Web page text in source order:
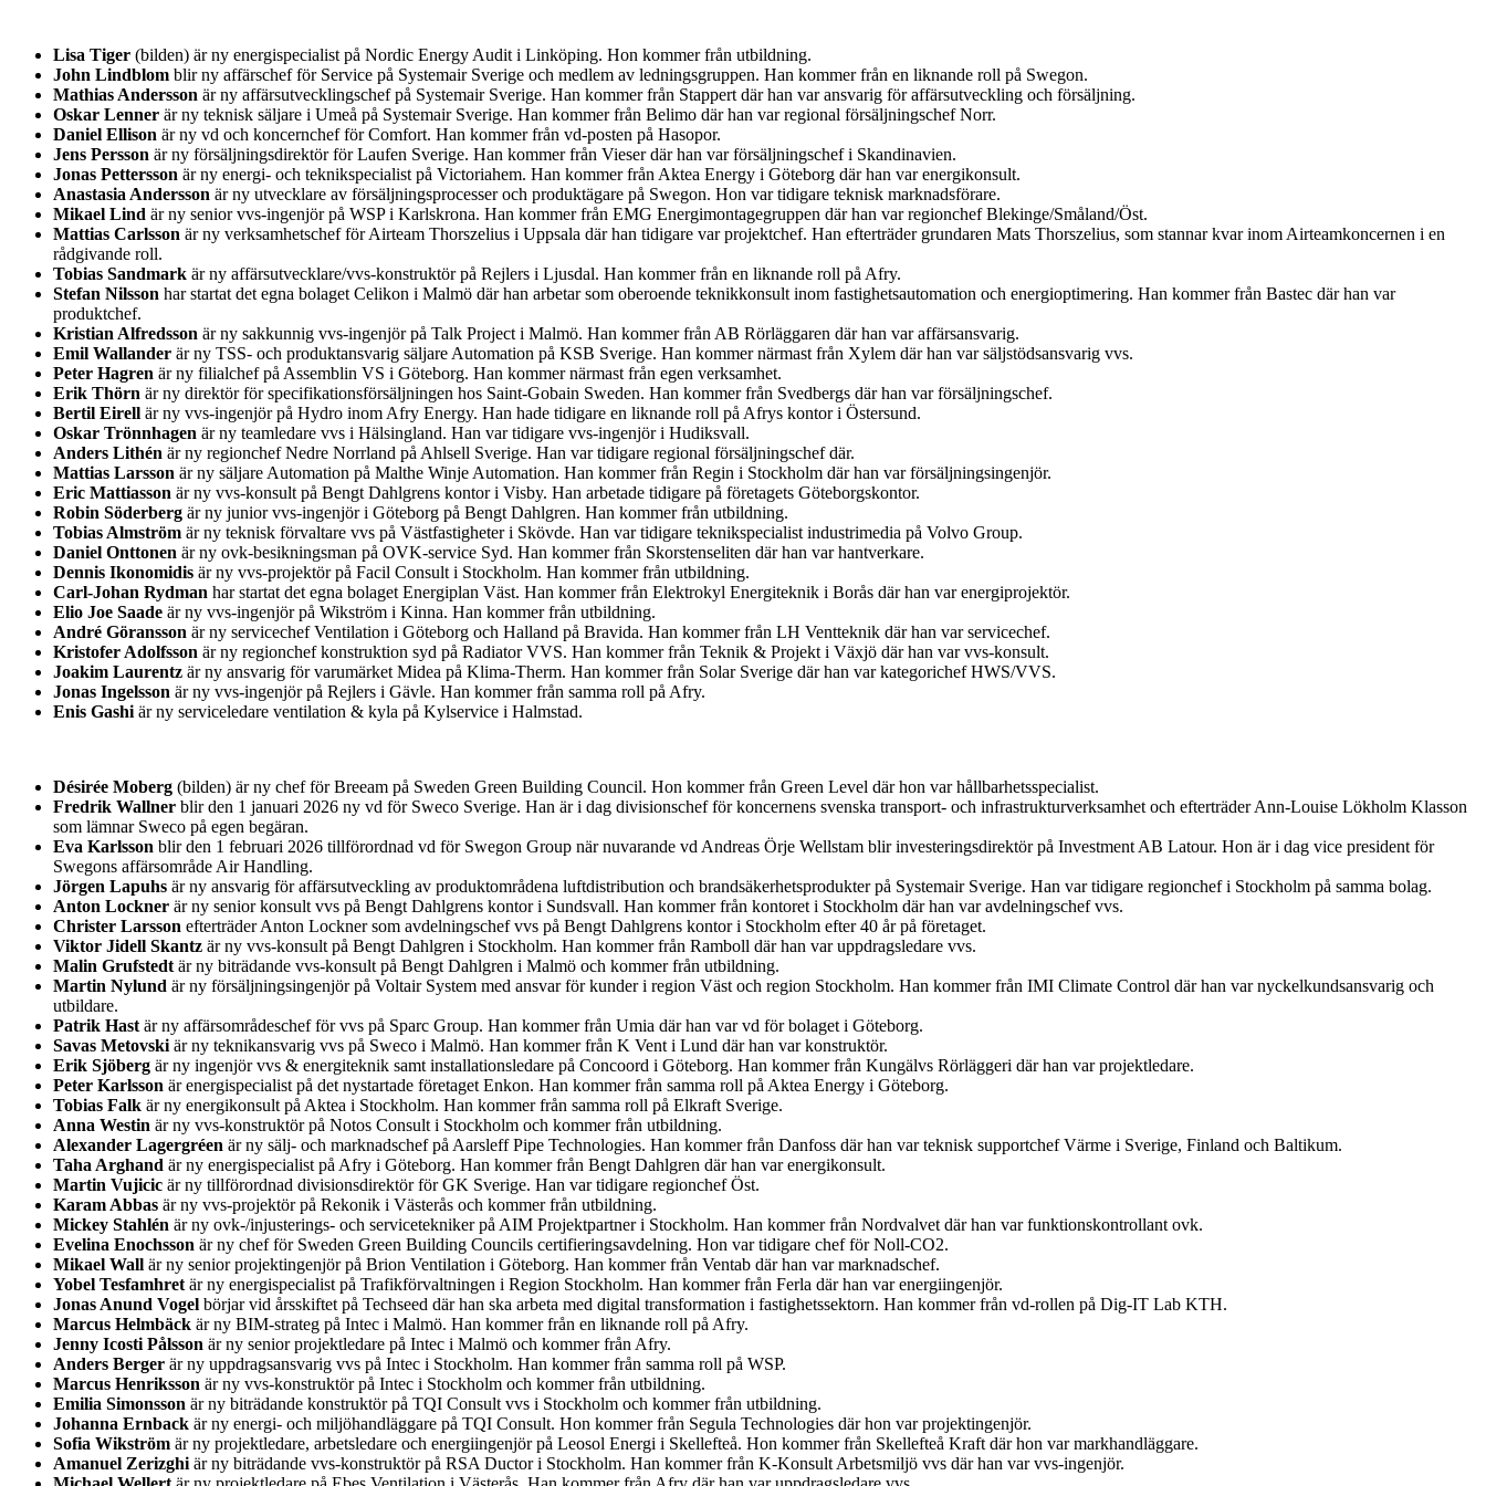
Lisa Tiger (bilden) är ny energispecialist på Nordic Energy Audit i Linköping. Hon kommer från utbildning.
John Lindblom blir ny affärschef för Service på Systemair Sverige och medlem av ledningsgruppen. Han kommer från en liknande roll på Swegon.
Mathias Andersson är ny affärsutvecklingschef på Systemair Sverige. Han kommer från Stappert där han var ansvarig för affärsutveckling och försäljning.
Oskar Lenner är ny teknisk säljare i Umeå på Systemair Sverige. Han kommer från Belimo där han var regional försäljningschef Norr.
Daniel Ellison är ny vd och koncernchef för Comfort. Han kommer från vd-posten på Hasopor.
Jens Persson är ny försäljningsdirektör för Laufen Sverige. Han kommer från Vieser där han var försäljningschef i Skandinavien.
Jonas Pettersson är ny energi- och teknikspecialist på Victoriahem. Han kommer från Aktea Energy i Göteborg där han var energikonsult.
Anastasia Andersson är ny utvecklare av försäljningsprocesser och produktägare på Swegon. Hon var tidigare teknisk marknadsförare.
Mikael Lind är ny senior vvs-ingenjör på WSP i Karlskrona. Han kommer från EMG Energimontagegruppen där han var regionchef Blekinge/Småland/Öst.
Mattias Carlsson är ny verksamhetschef för Airteam Thorszelius i Uppsala där han tidigare var projektchef. Han efterträder grundaren Mats Thorszelius, som stannar kvar inom Airteamkoncernen i en
rådgivande roll.
Tobias Sandmark är ny affärsutvecklare/vvs-konstruktör på Rejlers i Ljusdal. Han kommer från en liknande roll på Afry.
Stefan Nilsson har startat det egna bolaget Celikon i Malmö där han arbetar som oberoende teknikkonsult inom fastighetsautomation och energioptimering. Han kommer från Bastec där han var
produktchef.
Kristian Alfredsson är ny sakkunnig vvs-ingenjör på Talk Project i Malmö. Han kommer från AB Rörläggaren där han var affärsansvarig.
Emil Wallander är ny TSS- och produktansvarig säljare Automation på KSB Sverige. Han kommer närmast från Xylem där han var säljstödsansvarig vvs.
Peter Hagren är ny filialchef på Assemblin VS i Göteborg. Han kommer närmast från egen verksamhet.
Erik Thörn är ny direktör för specifikationsförsäljningen hos Saint-Gobain Sweden. Han kommer från Svedbergs där han var försäljningschef.
Bertil Eirell är ny vvs-ingenjör på Hydro inom Afry Energy. Han hade tidigare en liknande roll på Afrys kontor i Östersund.
Oskar Trönnhagen är ny teamledare vvs i Hälsingland. Han var tidigare vvs-ingenjör i Hudiksvall.
Anders Lithén är ny regionchef Nedre Norrland på Ahlsell Sverige. Han var tidigare regional försäljningschef där.
Mattias Larsson är ny säljare Automation på Malthe Winje Automation. Han kommer från Regin i Stockholm där han var försäljningsingenjör.
Eric Mattiasson är ny vvs-konsult på Bengt Dahlgrens kontor i Visby. Han arbetade tidigare på företagets Göteborgskontor.
Robin Söderberg är ny junior vvs-ingenjör i Göteborg på Bengt Dahlgren. Han kommer från utbildning.
Tobias Almström är ny teknisk förvaltare vvs på Västfastigheter i Skövde. Han var tidigare teknikspecialist industrimedia på Volvo Group.
Daniel Onttonen är ny ovk-besikningsman på OVK-service Syd. Han kommer från Skorstenseliten där han var hantverkare.
Dennis Ikonomidis är ny vvs-projektör på Facil Consult i Stockholm. Han kommer från utbildning.
Carl-Johan Rydman har startat det egna bolaget Energiplan Väst. Han kommer från Elektrokyl Energiteknik i Borås där han var energiprojektör.
Elio Joe Saade är ny vvs-ingenjör på Wikström i Kinna. Han kommer från utbildning.
André Göransson är ny servicechef Ventilation i Göteborg och Halland på Bravida. Han kommer från LH Ventteknik där han var servicechef.
Kristofer Adolfsson är ny regionchef konstruktion syd på Radiator VVS. Han kommer från Teknik & Projekt i Växjö där han var vvs-konsult.
Joakim Laurentz är ny ansvarig för varumärket Midea på Klima-Therm. Han kommer från Solar Sverige där han var kategorichef HWS/VVS.
Jonas Ingelsson är ny vvs-ingenjör på Rejlers i Gävle. Han kommer från samma roll på Afry.
Enis Gashi är ny serviceledare ventilation & kyla på Kylservice i Halmstad.
Désirée Moberg (bilden) är ny chef för Breeam på Sweden Green Building Council. Hon kommer från Green Level där hon var hållbarhetsspecialist.
Fredrik Wallner blir den 1 januari 2026 ny vd för Sweco Sverige. Han är i dag divisionschef för koncernens svenska transport- och infrastrukturverksamhet och efterträder Ann-Louise Lökholm Klasson
som lämnar Sweco på egen begäran.
Eva Karlsson blir den 1 februari 2026 tillförordnad vd för Swegon Group när nuvarande vd Andreas Örje Wellstam blir investeringsdirektör på Investment AB Latour. Hon är i dag vice president för
Swegons affärsområde Air Handling.
Jörgen Lapuhs är ny ansvarig för affärsutveckling av produktområdena luftdistribution och brandsäkerhetsprodukter på Systemair Sverige. Han var tidigare regionchef i Stockholm på samma bolag.
Anton Lockner är ny senior konsult vvs på Bengt Dahlgrens kontor i Sundsvall. Han kommer från kontoret i Stockholm där han var avdelningschef vvs.
Christer Larsson efterträder Anton Lockner som avdelningschef vvs på Bengt Dahlgrens kontor i Stockholm efter 40 år på företaget.
Viktor Jidell Skantz är ny vvs-konsult på Bengt Dahlgren i Stockholm. Han kommer från Ramboll där han var uppdragsledare vvs.
Malin Grufstedt är ny biträdande vvs-konsult på Bengt Dahlgren i Malmö och kommer från utbildning.
Martin Nylund är ny försäljningsingenjör på Voltair System med ansvar för kunder i region Väst och region Stockholm. Han kommer från IMI Climate Control där han var nyckelkundsansvarig och
utbildare.
Patrik Hast är ny affärsområdeschef för vvs på Sparc Group. Han kommer från Umia där han var vd för bolaget i Göteborg.
Savas Metovski är ny teknikansvarig vvs på Sweco i Malmö. Han kommer från K Vent i Lund där han var konstruktör.
Erik Sjöberg är ny ingenjör vvs & energiteknik samt installationsledare på Concoord i Göteborg. Han kommer från Kungälvs Rörläggeri där han var projektledare.
Peter Karlsson är energispecialist på det nystartade företaget Enkon. Han kommer från samma roll på Aktea Energy i Göteborg.
Tobias Falk är ny energikonsult på Aktea i Stockholm. Han kommer från samma roll på Elkraft Sverige.
Anna Westin är ny vvs-konstruktör på Notos Consult i Stockholm och kommer från utbildning.
Alexander Lagergréen är ny sälj- och marknadschef på Aarsleff Pipe Technologies. Han kommer från Danfoss där han var teknisk supportchef Värme i Sverige, Finland och Baltikum.
Taha Arghand är ny energispecialist på Afry i Göteborg. Han kommer från Bengt Dahlgren där han var energikonsult.
Martin Vujicic är ny tillförordnad divisionsdirektör för GK Sverige. Han var tidigare regionchef Öst.
Karam Abbas är ny vvs-projektör på Rekonik i Västerås och kommer från utbildning.
Mickey Stahlén är ny ovk-/injusterings- och servicetekniker på AIM Projektpartner i Stockholm. Han kommer från Nordvalvet där han var funktionskontrollant ovk.
Evelina Enochsson är ny chef för Sweden Green Building Councils certifieringsavdelning. Hon var tidigare chef för Noll-CO2.
Mikael Wall är ny senior projektingenjör på Brion Ventilation i Göteborg. Han kommer från Ventab där han var marknadschef.
Yobel Tesfamhret är ny energispecialist på Trafikförvaltningen i Region Stockholm. Han kommer från Ferla där han var energiingenjör.
Jonas Anund Vogel börjar vid årsskiftet på Techseed där han ska arbeta med digital transformation i fastighetssektorn. Han kommer från vd-rollen på Dig-IT Lab KTH.
Marcus Helmbäck är ny BIM-strateg på Intec i Malmö. Han kommer från en liknande roll på Afry.
Jenny Icosti Pålsson är ny senior projektledare på Intec i Malmö och kommer från Afry.
Anders Berger är ny uppdragsansvarig vvs på Intec i Stockholm. Han kommer från samma roll på WSP.
Marcus Henriksson är ny vvs-konstruktör på Intec i Stockholm och kommer från utbildning.
Emilia Simonsson är ny biträdande konstruktör på TQI Consult vvs i Stockholm och kommer från utbildning.
Johanna Ernback är ny energi- och miljöhandläggare på TQI Consult. Hon kommer från Segula Technologies där hon var projektingenjör.
Sofia Wikström är ny projektledare, arbetsledare och energiingenjör på Leosol Energi i Skellefteå. Hon kommer från Skellefteå Kraft där hon var markhandläggare.
Amanuel Zerizghi är ny biträdande vvs-konstruktör på RSA Ductor i Stockholm. Han kommer från K-Konsult Arbetsmiljö vvs där han var vvs-ingenjör.